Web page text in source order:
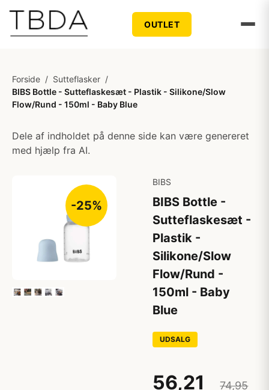
OUTLET
Forside / Sutteflasker /
BIBS Bottle - Sutteflaskesæt - Plastik - Silikone/Slow
Flow/Rund - 150ml - Baby Blue
Dele af indholdet på denne side kan være genereret
med hjælp fra AI.
-25%
BIBS
BIBS Bottle -
Sutteflaskesæt -
Plastik -
Silikone/Slow
Flow/Rund -
150ml - Baby
Blue
UDSALG
56,21
74,95